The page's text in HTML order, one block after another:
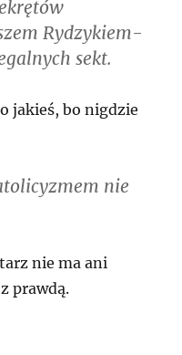
Rydzykiem-
sekt.
jakieś, bo nigdzie
nie
nie ma ani
prawdą.